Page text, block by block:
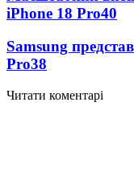
iPhone 18 Pro40
Samsung
Pro38
Читати коментарі